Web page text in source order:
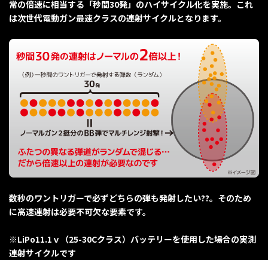
常の倍速に相当する「秒間30発」のハイサイクル化を実施。これ
は次世代電動ガン最速クラスの連射サイクルとなります。
数秒のワントリガーで必ずどちらの弾も発射したい??。そのため
に高速連射は必要不可欠な要素です。
※LiPo11.1ｖ（25-30Cクラス）バッテリーを使用した場合の実測
連射サイクルです